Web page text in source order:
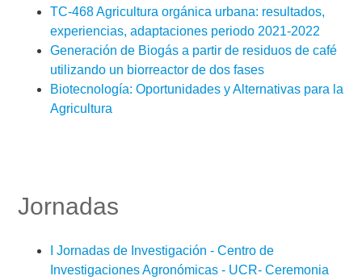
TC-468 Agricultura orgánica urbana: resultados,
experiencias, adaptaciones periodo 2021-2022
Generación de Biogás a partir de residuos de café
utilizando un biorreactor de dos fases
Biotecnología: Oportunidades y Alternativas para la
Agricultura
Jornadas
I Jornadas de Investigación - Centro de
Investigaciones Agronómicas - UCR- Ceremonia